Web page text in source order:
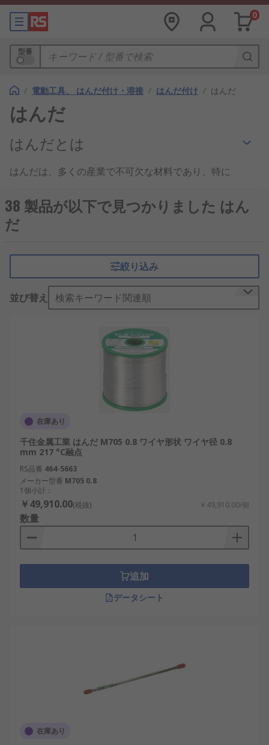
0
型番
/ 電動工具、 はんだ付け・溶接 / はんだ付け / はんだ
はんだ
はんだとは
はんだは、多くの産業で不可欠な材料であり、特に
て広く使用されています。はんだは、異なる特性と
用途に応じてさまざまな種類が提供されており、そ
れぞれの特性と適用分野について理解することが重
はんだの種類
鉛フリーはんだは、環境への影響を考慮するときに
が、現在では環境にやさしい鉛フリーはんだが広く
使用されています。鉛フリーはんだは、特に電子機
器において一般的です。
など高温で損傷を受ける可能性のある部品に適して
います。このはんだは低い融点で溶け、部品に対す
る熱の影響を最小限に抑えます。共晶はんだは、特
に均一な結合が必要な場合に役立ちます。共晶はん
だは異なる成分が均一に混合され、均質な結果を提
供します。
はんだ鉛は、伝統的な鉛入りはんだで、一部の用途
には現在でも使用されています。低温はんだは、低
い融点を持つはんだで、感熱部品などの結合に適し
ています。糸はんだは、細い線状のはんだで、微細
定性が求められる用途に適しています。
は、感熱部品など高温に敏感な部品の結合に適して
います。逆に、高温はんだは主に金属の結合に使用
鉛融点は、鉛を含むはんだの融点を指します。鉛入
38 製品が以下で見つかりました はん
だ
絞り込み
並び替え 検索キーワード関連順
在庫あり
千住金属工業 はんだ M705 0.8 ワイヤ形状 ワイヤ径 0.8
mm 217 °C融点
RS品番 464-5663
メーカー型番 M705 0.8
1個小計：
￥49,910.00(税抜) ￥49,910.00/個
数量
追加
データシート
在庫あり